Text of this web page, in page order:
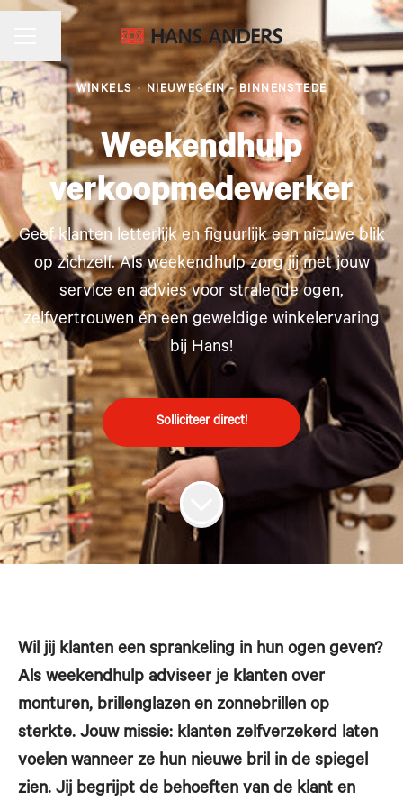
CARRIÈREMENU
Pagina delen
WINKELS · NIEUWEGEIN - BINNENSTEDE
Weekendhulp
verkoopmedewerker
Geef klanten letterlijk en figuurlijk een nieuwe blik
op zichzelf. Als weekendhulp zorg jij met jouw
service en advies voor stralende ogen,
zelfvertrouwen én een geweldige winkelervaring
bij Hans!
Solliciteer direct!
Wil jij klanten een sprankeling in hun ogen geven?
Als weekendhulp adviseer je klanten over
monturen, brillenglazen en zonnebrillen op
sterkte. Jouw missie: klanten zelfverzekerd laten
voelen wanneer ze hun nieuwe bril in de spiegel
zien. Jij begrijpt de behoeften van de klant en